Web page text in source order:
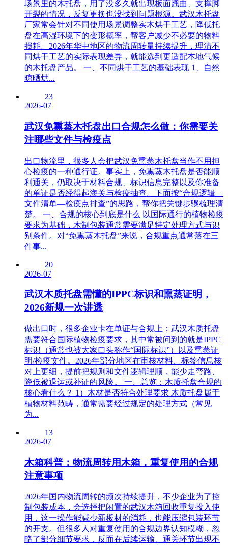
场景里的木托盘，用了没多久就出现板面翘曲、支撑脚
开裂的情况，反复更换也没找到问题根源。武汉木托盘
厂家常会针对不同使用场景调整实木烘干工艺，降低托
盘在高湿环境下的变形概率，帮客户减少不必要的物料
损耗。2026年华中地区的物流周转量持续提升，理清不
同烘干工艺的实际表现差异，就能选到更适配本地气候
的木托盘产品。 一、不同烘干工艺的基础表现 1、自然
晾晒烘...
23
2026-07
武汉免熏蒸木托盘出口合规怎么做：你需要关
注哪些文件与检疫点
出口物流里，很多人会把武汉免熏蒸木托盘当作不用担
心检疫的一种通行证。事实上，免熏蒸木托盘是否能顺
利通关，仍取决于材料合规、标识信息完整以及你准备
的单证是否经得起海关与检疫抽查。下面按“合规逻辑—
文件清单—检疫点排查”的思路，帮你把关键步骤梳理清
楚。 一、合规的核心到底是什么 以国际通行的植物检疫
要求为基础，木制包装通常需要满足特定处理方式与识
别条件。对“免熏蒸木托盘”来说，合规重点通常落在三
件事...
20
2026-07
武汉木质托盘需懂的IPPC标识和熏蒸证明，
2026新规一次讲透
做出口时，很多企业卡在单证与合规上：武汉木质托盘
需要符合国际植物检疫要求，其中常被问到的就是IPPC
标识（通常也被大家口头称作“国际标识”）以及熏蒸证
明/检疫文件。2026年部分地区在审核材料、标签信息核
对上更细，提前把规则和文件逻辑理顺，能少走弯路、
降低被退运或补证的风险。 一、总览：木质托盘合规的
核心看什么？ 1）木材是否符合处理要求 木质托盘属于
植物材料范畴，通常需要经过规定的处理方式（常见
为...
13
2026-07
木箱科普：物流周转用木箱，重复使用的合规
注意事项
2026年国内物流周转的频次持续提升，不少企业为了控
制包装成本，会选择把闲置的武汉木箱回收重复投入使
用，这一操作能减少新板材的消耗，也能压缩包装环节
的开支。但很多人对重复使用的合规边界认知模糊，忽
略了部分细节要求，反而在后续运输、通关环节出现不